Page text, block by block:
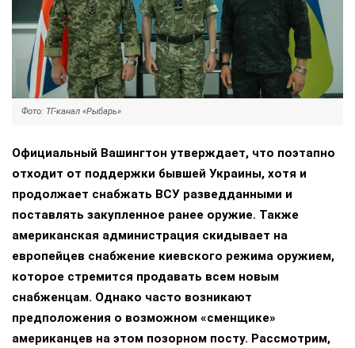
Фото: ТГ-канал «Рыбарь»
Официальный Вашингтон утверждает, что поэтапно
отходит от поддержки бывшей Украины, хотя и
продолжает снабжать ВСУ разведданными и
поставлять закупленное ранее оружие. Также
американская администрация скидывает на
европейцев снабжение киевского режима оружием,
которое стремится продавать всем новым
снабженцам. Однако часто возникают
предположения о возможном «сменщике»
американцев на этом позорном посту. Рассмотрим,